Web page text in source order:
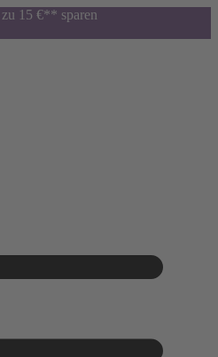
15 €** sparen